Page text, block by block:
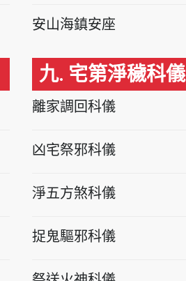
安山海鎮安座
九. 宅第淨穢科儀
離家調回科儀
凶宅祭邪科儀
淨五方煞科儀
捉鬼驅邪科儀